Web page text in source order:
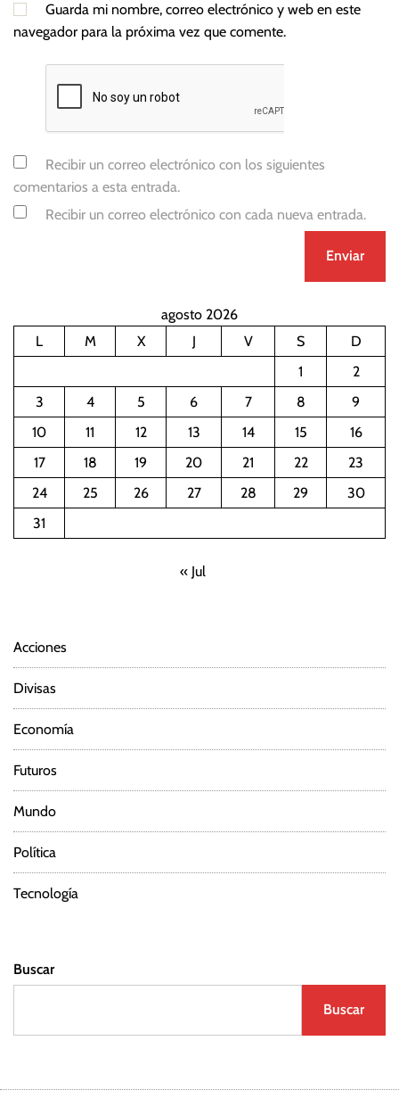
Guarda mi nombre, correo electrónico y web en este
navegador para la próxima vez que comente.
Recibir un correo electrónico con los siguientes
comentarios a esta entrada.
Recibir un correo electrónico con cada nueva entrada.
agosto 2026
L
M X J V S
D
1
2
3
4 5 6 7 8
9
10
11 12 13 14 15
16
17
18 19 20 21 22
23
24
25 26 27 28 29
30
31
« Jul
Acciones
Divisas
Economía
Futuros
Mundo
Política
Tecnología
Buscar
Buscar